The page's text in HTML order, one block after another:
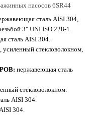
насосов 6SR44
сталь AISI 304,
3" UNI ISO 228-1.
сталь AISI 304.
усиленный стекловолокном,
нержавеющая сталь
стекловолокном.
AISI 304.
304.